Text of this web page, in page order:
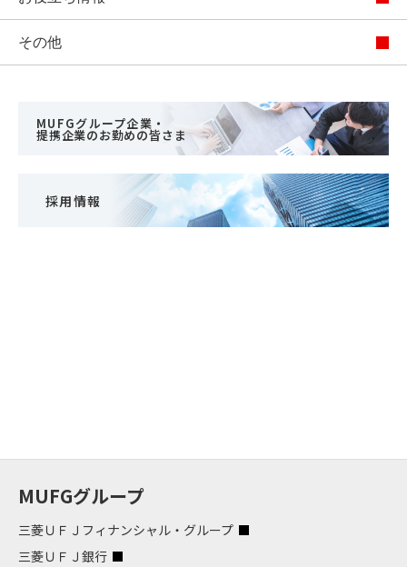
その他
MUFGグループ企業・
提携企業のお勤めの皆さま
採用情報
MUFGグループ
三菱ＵＦＪフィナンシャル・グループ
三菱ＵＦＪ銀行